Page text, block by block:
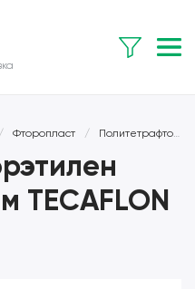
/ Фторопласт / Политетрафторэтилен (тефлон)
TECAFLON